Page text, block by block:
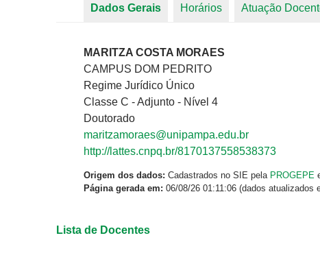
Dados Gerais (aba ativa)
Horários Atuação
MARITZA COSTA MORAES
CAMPUS DOM PEDRITO
Regime Jurídico Único
Classe C - Adjunto - Nível 4
Doutorado
maritzamoraes@unipampa.edu.br
http://lattes.cnpq.br/8170137558538373
Origem dos dados: Cadastrados no SIE pela PROGEPE
Página gerada em: 06/08/26 01:11:06 (dados atualizados
Lista de Docentes